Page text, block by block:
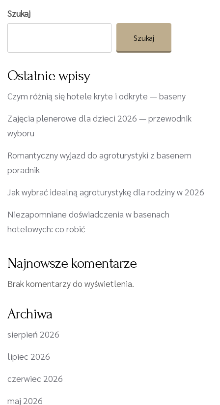
Szukaj
Szukaj
Ostatnie wpisy
Czym różnią się hotele kryte i odkryte — baseny
Zajęcia plenerowe dla dzieci 2026 — przewodnik
wyboru
Romantyczny wyjazd do agroturystyki z basenem
poradnik
Jak wybrać idealną agroturystykę dla rodziny w 2026
Niezapomniane doświadczenia w basenach
hotelowych: co robić
Najnowsze komentarze
Brak komentarzy do wyświetlenia.
Archiwa
sierpień 2026
lipiec 2026
czerwiec 2026
maj 2026